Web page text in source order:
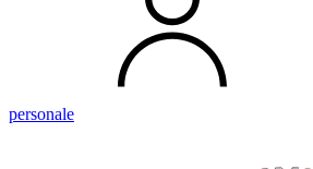
personale